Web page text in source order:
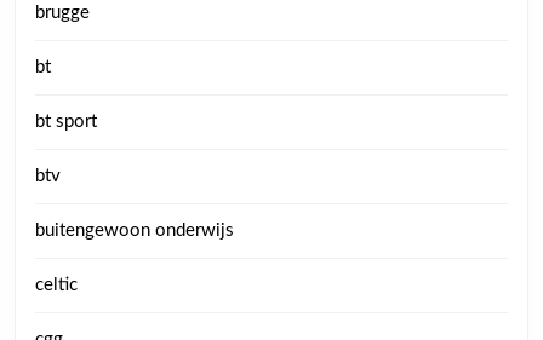
brugge
bt
bt sport
btv
buitengewoon onderwijs
celtic